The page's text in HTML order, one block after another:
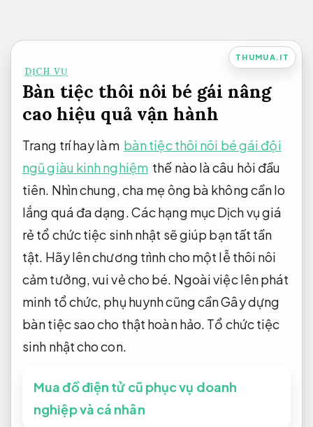
nội
dung
THUMUA.IT
DỊCH VỤ
Bàn tiệc thôi nôi bé gái nâng
cao hiệu quả vận hành
Trang trí hay làm bàn tiệc thôi nôi bé gái đội
ngũ giàu kinh nghiệm thế nào là câu hỏi đầu
tiên. Nhìn chung, cha mẹ ông bà không cần lo
lắng quá đa dạng. Các hạng mục Dịch vụ giá
rẻ tổ chức tiệc sinh nhật sẽ giúp bạn tất tần
tật. Hãy lên chương trình cho một lễ thôi nôi
cảm tưởng, vui vẻ cho bé. Ngoài việc lên phát
minh tổ chức, phụ huynh cũng cần Gây dựng
bàn tiệc sao cho thật hoàn hảo. Tổ chức tiệc
sinh nhật cho con.
Mua đồ điện tử cũ phục vụ doanh
nghiệp và cá nhân